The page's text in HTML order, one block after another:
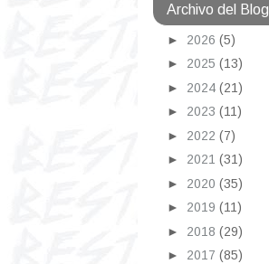
Archivo del Blog
► 2026 (5)
► 2025 (13)
► 2024 (21)
► 2023 (11)
► 2022 (7)
► 2021 (31)
► 2020 (35)
► 2019 (11)
► 2018 (29)
► 2017 (85)